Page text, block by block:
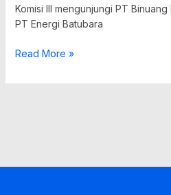
Komisi III mengunjungi PT
PT Energi Batubara
Read More »